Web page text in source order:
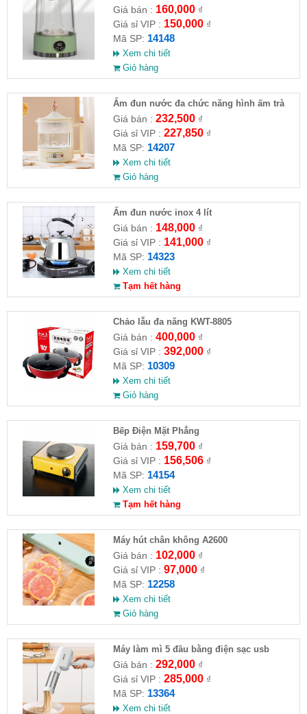
Giá bán : 160,000₫
Giá sỉ VIP : 150,000₫
Mã SP: 14148
Xem chi tiết
Giỏ hàng
Ấm đun nước đa chức năng hình ấm trà
Giá bán : 232,500₫
Giá sỉ VIP : 227,850₫
Mã SP: 14207
Xem chi tiết
Giỏ hàng
Ấm đun nước inox 4 lít
Giá bán : 148,000₫
Giá sỉ VIP : 141,000₫
Mã SP: 14323
Xem chi tiết
Tạm hết hàng
Chảo lẫu đa năng KWT-8805
Giá bán : 400,000₫
Giá sỉ VIP : 392,000₫
Mã SP: 10309
Xem chi tiết
Giỏ hàng
Bếp Điện Mặt Phẳng
Giá bán : 159,700₫
Giá sỉ VIP : 156,506₫
Mã SP: 14154
Xem chi tiết
Tạm hết hàng
Máy hút chân không A2600
Giá bán : 102,000₫
Giá sỉ VIP : 97,000₫
Mã SP: 12258
Xem chi tiết
Giỏ hàng
Máy làm mì 5 đầu bằng điện sạc usb
Giá bán : 292,000₫
Giá sỉ VIP : 285,000₫
Mã SP: 13364
Xem chi tiết